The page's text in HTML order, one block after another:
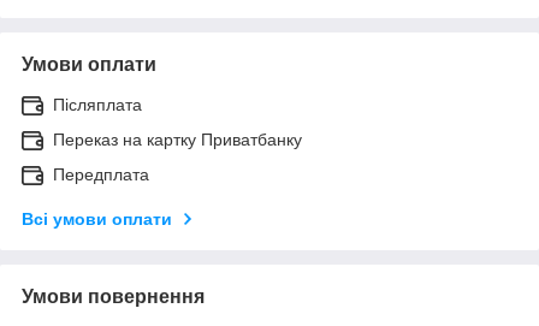
Умови оплати
Післяплата
Переказ на картку Приватбанку
Передплата
Всі умови оплати
Умови повернення